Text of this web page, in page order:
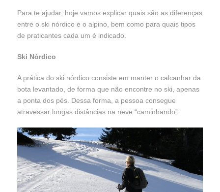
Para te ajudar, hoje vamos explicar quais são as diferenças
entre o ski nórdico e o alpino, bem como para quais tipos
de praticantes cada um é indicado.
Ski Nórdico
A prática do ski nórdico consiste em manter o calcanhar da
bota levantado, de forma que não encontre no ski, apenas
a ponta dos pés. Dessa forma, a pessoa consegue
atravessar longas distâncias na neve “caminhando”.